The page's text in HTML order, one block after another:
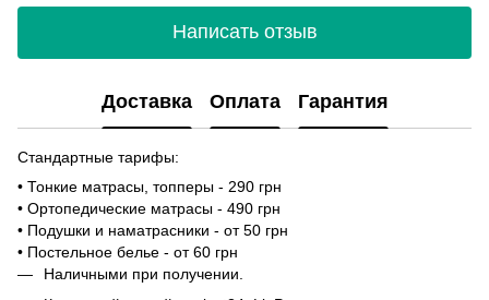
Написать отзыв
Доставка Оплата Гарантия
Стандартные тарифы:
• Тонкие матрасы, топперы - 290 грн
• Ортопедические матрасы - 490 грн
• Подушки и наматрасники - от 50 грн
• Постельное белье - от 60 грн
Наличными при получении.